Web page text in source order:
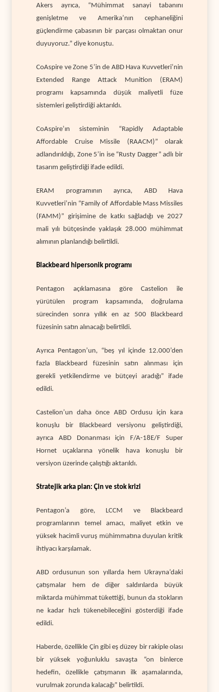
Akers ayrıca, “Mühimmat sanayi tabanını
genişletme ve Amerika’nın cephaneliğini
güçlendirme çabasının bir parçası olmaktan onur
duyuyoruz.” diye konuştu.
CoAspire ve Zone 5’in de ABD Hava Kuvvetleri’nin
Extended Range Attack Munition (ERAM)
programı kapsamında düşük maliyetli füze
sistemleri geliştirdiği aktarıldı.
CoAspire’ın sisteminin “Rapidly Adaptable
Affordable Cruise Missile (RAACM)” olarak
adlandırıldığı, Zone 5’in ise “Rusty Dagger” adlı bir
tasarım geliştirdiği ifade edildi.
ERAM programının ayrıca, ABD Hava
Kuvvetleri’nin “Family of Affordable Mass Missiles
(FAMM)” girişimine de katkı sağladığı ve 2027
mali yılı bütçesinde yaklaşık 28.000 mühimmat
alımının planlandığı belirtildi.
Blackbeard hipersonik programı
Pentagon açıklamasına göre Castelion ile
yürütülen program kapsamında, doğrulama
sürecinden sonra yıllık en az 500 Blackbeard
füzesinin satın alınacağı belirtildi.
Ayrıca Pentagon’un, “beş yıl içinde 12.000’den
fazla Blackbeard füzesinin satın alınması için
gerekli yetkilendirme ve bütçeyi aradığı” ifade
edildi.
Castelion’un daha önce ABD Ordusu için kara
konuşlu bir Blackbeard versiyonu geliştirdiği,
ayrıca ABD Donanması için F/A-18E/F Super
Hornet uçaklarına yönelik hava konuşlu bir
versiyon üzerinde çalıştığı aktarıldı.
Stratejik arka plan: Çin ve stok krizi
Pentagon’a göre, LCCM ve Blackbeard
programlarının temel amacı, maliyet etkin ve
yüksek hacimli vuruş mühimmatına duyulan kritik
ihtiyacı karşılamak.
ABD ordusunun son yıllarda hem Ukrayna’daki
çatışmalar hem de diğer saldırılarda büyük
miktarda mühimmat tükettiği, bunun da stokların
ne kadar hızlı tükenebileceğini gösterdiği ifade
edildi.
Haberde, özellikle Çin gibi eş düzey bir rakiple olası
bir yüksek yoğunluklu savaşta “on binlerce
hedefin, özellikle çatışmanın ilk aşamalarında,
vurulmak zorunda kalacağı” belirtildi.